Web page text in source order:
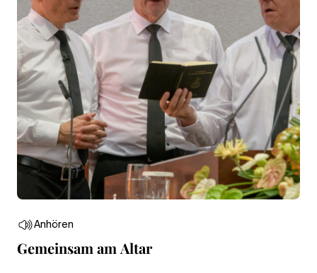
Anhören
Gemeinsam am Altar